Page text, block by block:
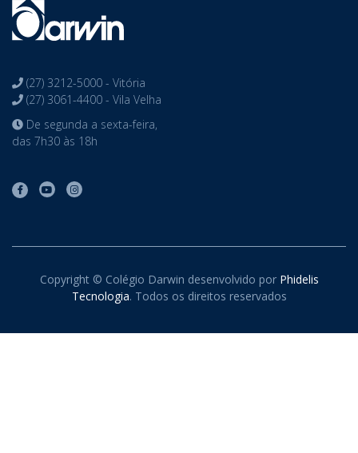
(27) 3212-5000 - Vitória
(27) 3061-4400 - Vila Velha
De segunda a sexta-feira,
das 7h30 às 18h
Copyright © Colégio Darwin desenvolvido por Phidelis
Tecnologia. Todos os direitos reservados